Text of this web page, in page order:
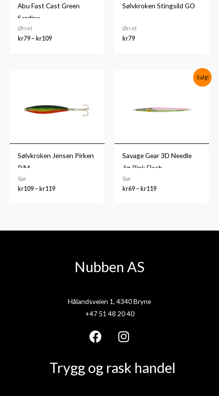
Abu Fast Cast Green
Sardine
Ørret
kr79 – kr109
Sølvkroken Stingsild GO
Ørret
kr79
Sølvkroken Jensen Pirken
P/M
Sjø
kr109 – kr119
Salg!
Savage Gear 3D Needle
Jig Pink Flash
Sjø
kr69 – kr119
Nubben AS
Hålandsveien 1, 4340 Bryne
+47 51 48 20 40
F
c
I
n
s
Trygg og rask handel